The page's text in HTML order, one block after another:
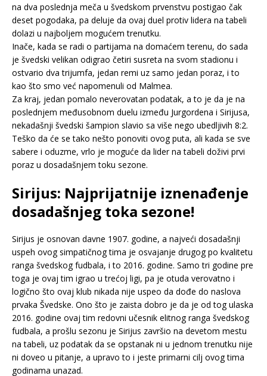
na dva poslednja meča u švedskom prvenstvu postigao čak
deset pogodaka, pa deluje da ovaj duel protiv lidera na tabeli
dolazi u najboljem mogućem trenutku.
Inače, kada se radi o partijama na domaćem terenu, do sada
je švedski velikan odigrao četiri susreta na svom stadionu i
ostvario dva trijumfa, jedan remi uz samo jedan poraz, i to
kao što smo već napomenuli od Malmea.
Za kraj, jedan pomalo neverovatan podatak, a to je da je na
poslednjem međusobnom duelu između Jurgordena i Sirijusa,
nekadašnji švedski šampion slavio sa više nego ubedljivih 8:2.
Teško da će se tako nešto ponoviti ovog puta, ali kada se sve
sabere i oduzme, vrlo je moguće da lider na tabeli doživi prvi
poraz u dosadašnjem toku sezone.
Sirijus: Najprijatnije iznenađenje
dosadašnjeg toka sezone!
Sirijus je osnovan davne 1907. godine, a najveći dosadašnji
uspeh ovog simpatičnog tima je osvajanje drugog po kvalitetu
ranga švedskog fudbala, i to 2016. godine. Samo tri godine pre
toga je ovaj tim igrao u trećoj ligi, pa je otuda verovatno i
logično što ovaj klub nikada nije uspeo da dođe do naslova
prvaka Švedske. Ono što je zaista dobro je da je od tog ulaska
2016. godine ovaj tim redovni učesnik elitnog ranga švedskog
fudbala, a prošlu sezonu je Sirijus završio na devetom mestu
na tabeli, uz podatak da se opstanak ni u jednom trenutku nije
ni doveo u pitanje, a upravo to i jeste primarni cilj ovog tima
godinama unazad.